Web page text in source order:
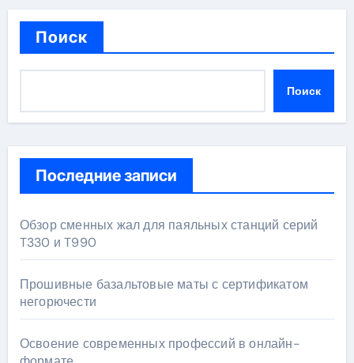
Поиск
Поиск
Последние записи
Обзор сменных жал для паяльных станций серий
T330 и T990
Прошивные базальтовые маты с сертификатом
негорючести
Освоение современных профессий в онлайн-